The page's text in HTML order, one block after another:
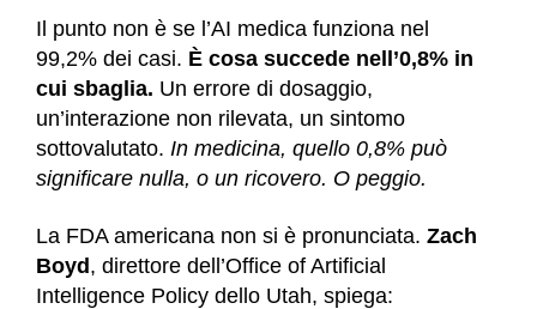
Il punto non è se l’AI medica funziona nel
99,2% dei casi. È cosa succede nell’0,8% in
cui sbaglia. Un errore di dosaggio,
un’interazione non rilevata, un sintomo
sottovalutato. In medicina, quello 0,8% può
significare nulla, o un ricovero. O peggio.
La FDA americana non si è pronunciata. Zach
Boyd, direttore dell’Office of Artificial
Intelligence Policy dello Utah, spiega: